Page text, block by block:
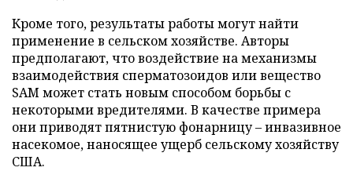
Кроме того, результаты работы могут найти
применение в сельском хозяйстве. Авторы
предполагают, что воздействие на механизмы
взаимодействия сперматозоидов или вещество
SAM может стать новым способом борьбы с
некоторыми вредителями. В качестве примера
они приводят пятнистую фонарницу – инвазивное
насекомое, наносящее ущерб сельскому хозяйству
США.